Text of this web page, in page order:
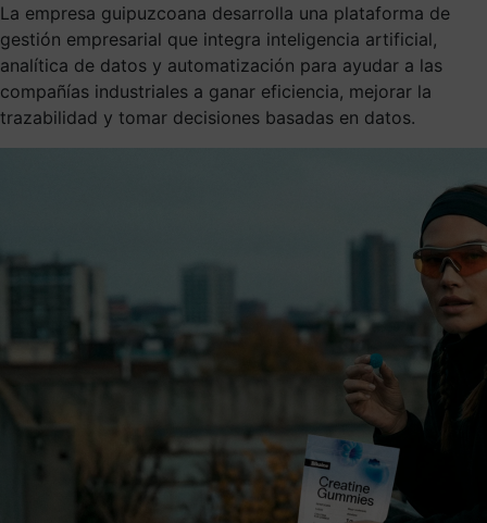
La empresa guipuzcoana desarrolla una plataforma de
gestión empresarial que integra inteligencia artificial,
analítica de datos y automatización para ayudar a las
compañías industriales a ganar eficiencia, mejorar la
trazabilidad y tomar decisiones basadas en datos.